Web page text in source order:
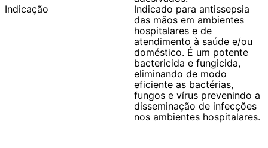
Indicação
Indicado para antissepsia
das mãos em ambientes
hospitalares e de
atendimento à saúde e/ou
doméstico. É um potente
bactericida e fungicida,
eliminando de modo
eficiente as bactérias,
fungos e vírus prevenindo a
disseminação de infecções
nos ambientes hospitalares.